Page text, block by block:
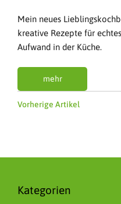
Mein neues
kreative Rezepte für
Aufwand in der Küche.
mehr
Vorherige Artikel
Kategorien